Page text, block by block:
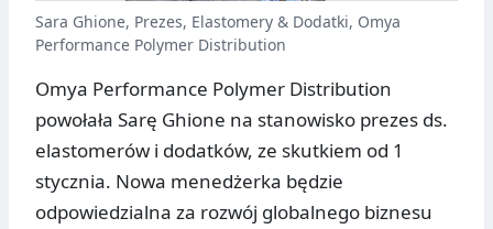
Sara Ghione, Prezes, Elastomery & Dodatki, Omya
Performance Polymer Distribution
Omya Performance Polymer Distribution
powołała Sarę Ghione na stanowisko prezes ds.
elastomerów i dodatków, ze skutkiem od 1
stycznia. Nowa menedżerka będzie
odpowiedzialna za rozwój globalnego biznesu